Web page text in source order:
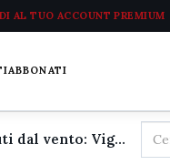
AL TUO ACCOUNT PREMIUM
ABBONATI
Tromba d'aria nella valle del Volturno, decine di alberi abbattuti dal vento: Vigili del fuoco ripristinano lo stato dei luoghi
Cerca
nel